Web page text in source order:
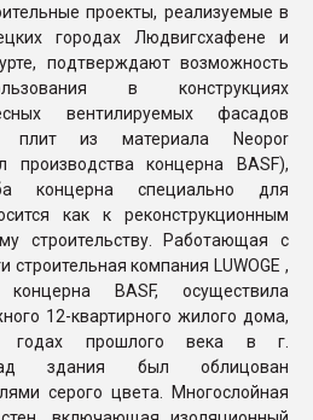
Всё, что касается
бутылок
ПЕРЕЙТИ НА
проекты, реализуемые в
городах Людвигсхафене и
подтверждают возможность
в конструкциях
вентилируемых фасадов
плит из материала Neopor
производства концерна BASF),
концерна специально для
как к реконструкционным
строительству. Работающая с
компания LUWOGE ,
BASF, осуществила
12-квартирного жилого дома,
годах прошлого века в г.
здания был облицован
серого цвета. Многослойная